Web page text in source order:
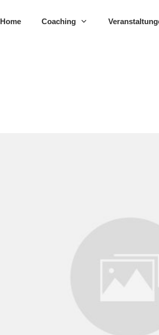
Home Coaching